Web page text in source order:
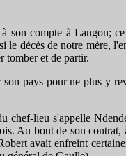
à son compte à Langon;
le décès de notre mère,
tomber et de partir.
pays pour ne plus y
chef-lieu s'appelle
Au bout de son contrat,
avait enfreint